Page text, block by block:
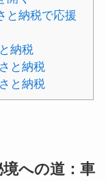
と納税で応援
納税
と納税
と納税
への道：車